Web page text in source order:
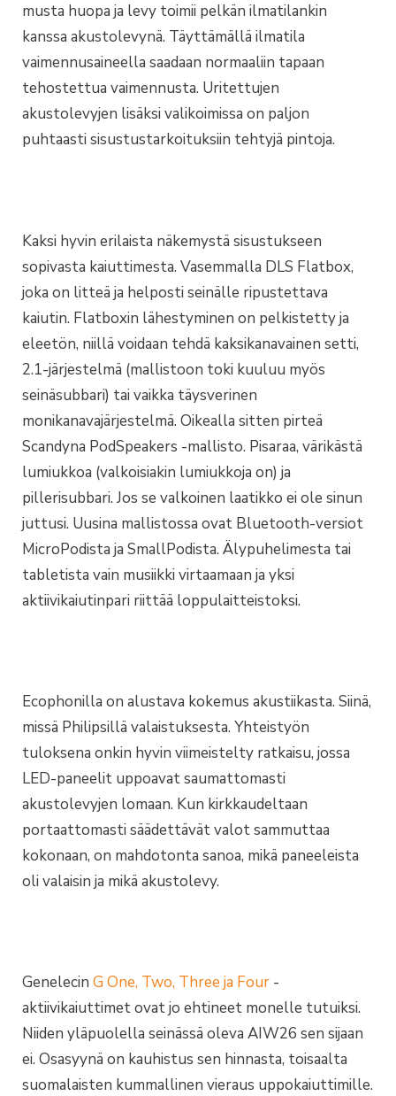
musta huopa ja levy toimii pelkän ilmatilankin
kanssa akustolevynä. Täyttämällä ilmatila
vaimennusaineella saadaan normaaliin tapaan
tehostettua vaimennusta. Uritettujen
akustolevyjen lisäksi valikoimissa on paljon
puhtaasti sisustustarkoituksiin tehtyjä pintoja.
Kaksi hyvin erilaista näkemystä sisustukseen
sopivasta kaiuttimesta. Vasemmalla DLS Flatbox,
joka on litteä ja helposti seinälle ripustettava
kaiutin. Flatboxin lähestyminen on pelkistetty ja
eleetön, niillä voidaan tehdä kaksikanavainen setti,
2.1-järjestelmä (mallistoon toki kuuluu myös
seinäsubbari) tai vaikka täysverinen
monikanavajärjestelmä. Oikealla sitten pirteä
Scandyna PodSpeakers -mallisto. Pisaraa, värikästä
lumiukkoa (valkoisiakin lumiukkoja on) ja
pillerisubbari. Jos se valkoinen laatikko ei ole sinun
juttusi. Uusina mallistossa ovat Bluetooth-versiot
MicroPodista ja SmallPodista. Älypuhelimesta tai
tabletista vain musiikki virtaamaan ja yksi
aktiivikaiutinpari riittää loppulaitteistoksi.
Ecophonilla on alustava kokemus akustiikasta. Siinä,
missä Philipsillä valaistuksesta. Yhteistyön
tuloksena onkin hyvin viimeistelty ratkaisu, jossa
LED-paneelit uppoavat saumattomasti
akustolevyjen lomaan. Kun kirkkaudeltaan
portaattomasti säädettävät valot sammuttaa
kokonaan, on mahdotonta sanoa, mikä paneeleista
oli valaisin ja mikä akustolevy.
Genelecin G One, Two, Three ja Four -
aktiivikaiuttimet ovat jo ehtineet monelle tutuiksi.
Niiden yläpuolella seinässä oleva AIW26 sen sijaan
ei. Osasyynä on kauhistus sen hinnasta, toisaalta
suomalaisten kummallinen vieraus uppokaiuttimille.